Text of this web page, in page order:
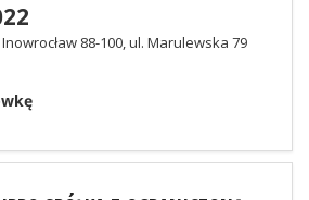
88-100, ul. Marulewska 79